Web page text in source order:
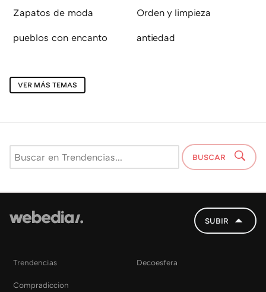
Zapatos de moda Orden y limpieza
pueblos con encanto antiedad
VER MÁS TEMAS
BUSCAR
SUBIR
Trendencias Decoesfera
Compradiccion